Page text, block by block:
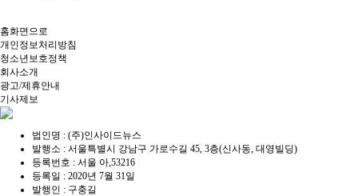
홈화면으로
개인정보처리방침
청소년보호정책
회사소개
광고/제휴안내
기사제보
법인명 : (주)인사이드뉴스
발행소 : 서울특별시 강남구 가로수길 45, 3층(신사동, 대영빌딩)
등록번호 : 서울 아,53216
등록일 : 2020년 7월 31일
발행인 : 구충길